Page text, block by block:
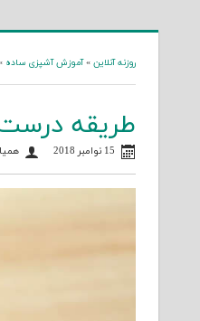
روزنه آنلاین »آموزش آشپزی ساده
طریقه
15 نوامبر 2018